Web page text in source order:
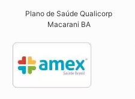
Plano de Saúde Qualicorp
Macarani BA​